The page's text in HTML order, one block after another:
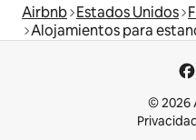
Airbnb Estados Unidos
Alojamientos para
© 2026
Privacidad